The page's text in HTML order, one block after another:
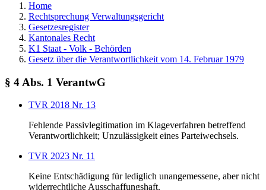
Home
Rechtsprechung Verwaltungsgericht
Gesetzesregister
Kantonales Recht
K1 Staat - Volk - Behörden
Gesetz über die Verantwortlichkeit vom 14. Februar 1979
§ 4 Abs. 1 VerantwG
TVR 2018 Nr. 13
Fehlende Passivlegitimation im Klageverfahren betreffend
Verantwortlichkeit; Unzulässigkeit eines Parteiwechsels.
TVR 2023 Nr. 11
Keine Entschädigung für lediglich unangemessene, aber nicht
widerrechtliche Ausschaffungshaft.